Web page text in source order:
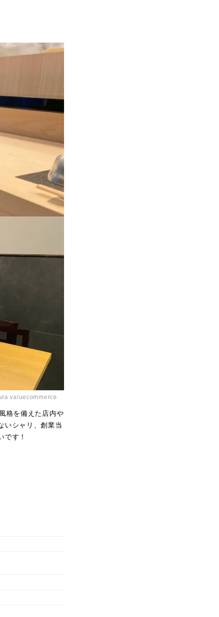
valuecommerce
格を備えた店内や
いシャリ、創業当
です！